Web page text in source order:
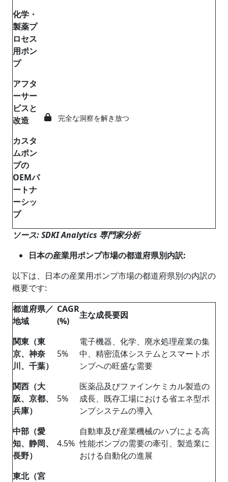
化学・
製薬プ
ロセス
用ポン
プ
完全な洞察を解き放つ
アフタ
ーサー
ビスと
改造
カスタ
ムポン
プの
OEMパ
ートナ
ーシッ
プ
ソース: SDKI Analytics 専門家分析
日本の産業用ポンプ市場の都道府県別内訳:
以下は、日本の産業用ポンプ市場の都道府県別の内訳の
概要です:
都道府県／
地域
CAGR
(%)
主な成長要因
関東（東
京、神奈
川、千葉）
5%
電子機器、化学、廃水処理産業の集
中、精密流体システムとスマートポ
ンプへの旺盛な需要
関西（大
阪、京都、
兵庫）
5%
医薬品及びファインケミカル製造の
成長、既存工場における省エネ型ポ
ンプシステムの導入
中部（愛
知、静岡、
長野）
4.5%
自動車及び産業機械のハブによる高
性能ポンプの需要の牽引、製造業に
おける自動化の進展
東北（宮